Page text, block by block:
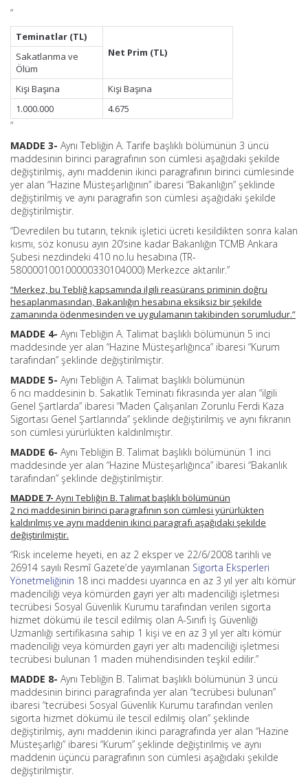
“
Teminatlar (TL)
Net Prim (TL)
Sakatlanma ve
Ölüm
Kişi Başına
Kişi Başına
1.000.000
4.675
”
MADDE 3- Aynı Tebliğin A. Tarife başlıklı bölümünün 3 üncü
maddesinin birinci paragrafının son cümlesi aşağıdaki şekilde
değiştirilmiş, aynı maddenin ikinci paragrafının birinci cümlesinde
yer alan “Hazine Müsteşarlığının” ibaresi “Bakanlığın” şeklinde
değiştirilmiş ve aynı paragrafın son cümlesi aşağıdaki şekilde
değiştirilmiştir.
“Devredilen bu tutarın, teknik işletici ücreti kesildikten sonra kalan
kısmı, söz konusu ayın 20’sine kadar Bakanlığın TCMB Ankara
Şubesi nezdindeki 410 no.lu hesabına (TR-
580000100100000330104000) Merkezce aktarılır.”
“Merkez, bu Tebliğ kapsamında ilgili reasürans priminin doğru
hesaplanmasından, Bakanlığın hesabına eksiksiz bir şekilde
zamanında ödenmesinden ve uygulamanın takibinden sorumludur.”
MADDE 4- Aynı Tebliğin A. Talimat başlıklı bölümünün 5 inci
maddesinde yer alan “Hazine Müsteşarlığınca” ibaresi “Kurum
tarafından” şeklinde değiştirilmiştir.
MADDE 5- Aynı Tebliğin A. Talimat başlıklı bölümünün
6 ncı maddesinin b. Sakatlık Teminatı fıkrasında yer alan “ilgili
Genel Şartlarda” ibaresi “Maden Çalışanları Zorunlu Ferdi Kaza
Sigortası Genel Şartlarında” şeklinde değiştirilmiş ve aynı fıkranın
son cümlesi yürürlükten kaldırılmıştır.
MADDE 6- Aynı Tebliğin B. Talimat başlıklı bölümünün 1 inci
maddesinde yer alan “Hazine Müsteşarlığınca” ibaresi “Bakanlık
tarafından” şeklinde değiştirilmiştir.
MADDE 7- Aynı Tebliğin B. Talimat başlıklı bölümünün
2 nci maddesinin birinci paragrafının son cümlesi yürürlükten
kaldırılmış ve aynı maddenin ikinci paragrafı aşağıdaki şekilde
değiştirilmiştir.
“Risk inceleme heyeti, en az 2 eksper ve 22/6/2008 tarihli ve
26914 sayılı Resmî Gazete’de yayımlanan Sigorta Eksperleri
Yönetmeliğinin 18 inci maddesi uyarınca en az 3 yıl yer altı kömür
madenciliği veya kömürden gayri yer altı madenciliği işletmesi
tecrübesi Sosyal Güvenlik Kurumu tarafından verilen sigorta
hizmet dökümü ile tescil edilmiş olan A-Sınıfı İş Güvenliği
Uzmanlığı sertifikasına sahip 1 kişi ve en az 3 yıl yer altı kömür
madenciliği veya kömürden gayri yer altı madenciliği işletmesi
tecrübesi bulunan 1 maden mühendisinden teşkil edilir.”
MADDE 8- Aynı Tebliğin B. Talimat başlıklı bölümünün 3 üncü
maddesinin birinci paragrafında yer alan “tecrübesi bulunan”
ibaresi “tecrübesi Sosyal Güvenlik Kurumu tarafından verilen
sigorta hizmet dökümü ile tescil edilmiş olan” şeklinde
değiştirilmiş, aynı maddenin ikinci paragrafında yer alan “Hazine
Müsteşarlığı” ibaresi “Kurum” şeklinde değiştirilmiş ve aynı
maddenin üçüncü paragrafının son cümlesi aşağıdaki şekilde
değiştirilmiştir.